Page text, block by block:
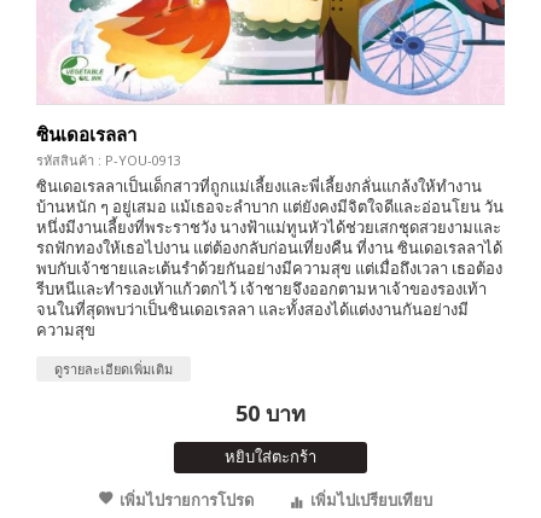
ซินเดอเรลลา
รหัสสินค้า : P-YOU-0913
ซินเดอเรลลาเป็นเด็กสาวที่ถูกแม่เลี้ยงและพี่เลี้ยงกลั่นแกล้งให้ทำงาน
บ้านหนัก ๆ อยู่เสมอ แม้เธอจะลำบาก แต่ยังคงมีจิตใจดีและอ่อนโยน วัน
หนึ่งมีงานเลี้ยงที่พระราชวัง นางฟ้าแม่ทูนหัวได้ช่วยเสกชุดสวยงามและ
รถฟักทองให้เธอไปงาน แต่ต้องกลับก่อนเที่ยงคืน ที่งาน ซินเดอเรลลาได้
พบกับเจ้าชายและเต้นรำด้วยกันอย่างมีความสุข แต่เมื่อถึงเวลา เธอต้อง
รีบหนีและทำรองเท้าแก้วตกไว้ เจ้าชายจึงออกตามหาเจ้าของรองเท้า
จนในที่สุดพบว่าเป็นซินเดอเรลลา และทั้งสองได้แต่งงานกันอย่างมี
ความสุข
ดูรายละเอียดเพิ่มเติม
50 บาท
หยิบใส่ตะกร้า
เพิ่มไปรายการโปรด
เพิ่มไปเปรียบเทียบ